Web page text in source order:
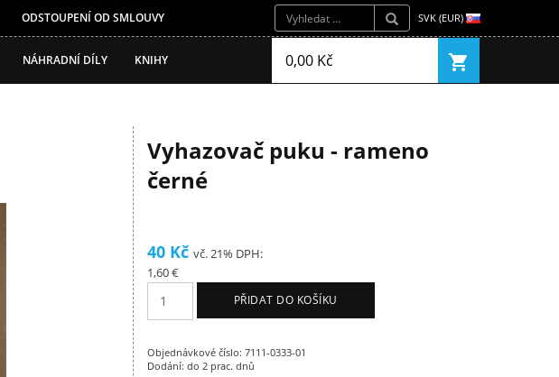
ODSTOUPENÍ OD SMLOUVY SVK (EUR)
NÁHRADNÍ DÍLY KNIHY 0,00 Kč shopping_cart
Vyhazovač puku - rameno
černé
40 Kč vč. 21% DPH:
1,60 €
PŘIDAT DO KOŠÍKU
Objednávkové číslo: 7111-0333-01
Dodání: do 2 prac. dnů